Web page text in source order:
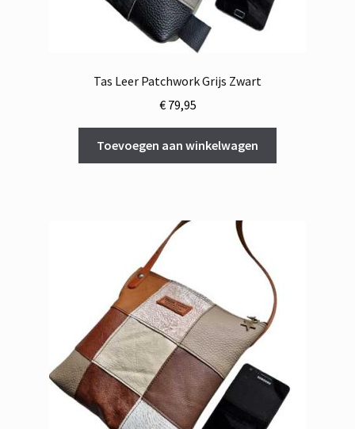
Tas Leer Patchwork Grijs Zwart
€79,95
Toevoegen aan winkelwagen